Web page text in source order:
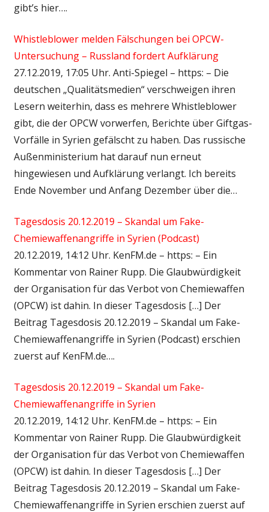
gibt’s hier….
Whistleblower melden Fälschungen bei OPCW-
Untersuchung – Russland fordert Aufklärung
27.12.2019, 17:05 Uhr. Anti-Spiegel – https: – Die
deutschen „Qualitätsmedien“ verschweigen ihren
Lesern weiterhin, dass es mehrere Whistleblower
gibt, die der OPCW vorwerfen, Berichte über Giftgas-
Vorfälle in Syrien gefälscht zu haben. Das russische
Außenministerium hat darauf nun erneut
hingewiesen und Aufklärung verlangt. Ich bereits
Ende November und Anfang Dezember über die…
Tagesdosis 20.12.2019 – Skandal um Fake-
Chemiewaffenangriffe in Syrien (Podcast)
20.12.2019, 14:12 Uhr. KenFM.de – https: – Ein
Kommentar von Rainer Rupp. Die Glaubwürdigkeit
der Organisation für das Verbot von Chemiewaffen
(OPCW) ist dahin. In dieser Tagesdosis […] Der
Beitrag Tagesdosis 20.12.2019 – Skandal um Fake-
Chemiewaffenangriffe in Syrien (Podcast) erschien
zuerst auf KenFM.de….
Tagesdosis 20.12.2019 – Skandal um Fake-
Chemiewaffenangriffe in Syrien
20.12.2019, 14:12 Uhr. KenFM.de – https: – Ein
Kommentar von Rainer Rupp. Die Glaubwürdigkeit
der Organisation für das Verbot von Chemiewaffen
(OPCW) ist dahin. In dieser Tagesdosis […] Der
Beitrag Tagesdosis 20.12.2019 – Skandal um Fake-
Chemiewaffenangriffe in Syrien erschien zuerst auf